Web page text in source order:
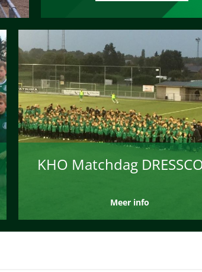
KHO Matchdag
Meer info